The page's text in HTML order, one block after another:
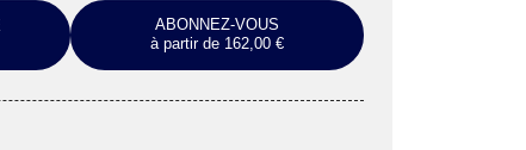
ABONNEZ-VOUS
à partir de 162,00 €